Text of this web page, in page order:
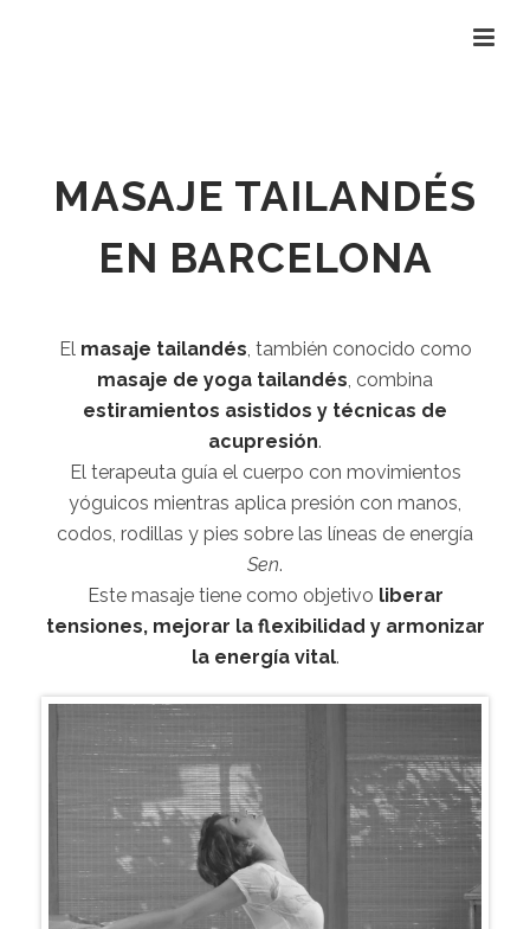
MASAJE TAILANDÉS
EN BARCELONA
El masaje tailandés, también conocido como
masaje de yoga tailandés, combina
estiramientos asistidos y técnicas de
acupresión.
El terapeuta guía el cuerpo con movimientos
yóguicos mientras aplica presión con manos,
codos, rodillas y pies sobre las líneas de energía
Sen.
Este masaje tiene como objetivo liberar
tensiones, mejorar la flexibilidad y armonizar
la energía vital.